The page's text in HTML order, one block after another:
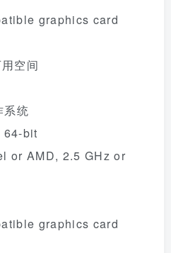
graphics card
空间
系统
64-bit
or AMD, 2.5 GHz or
graphics card